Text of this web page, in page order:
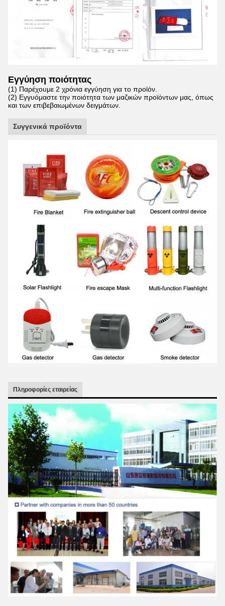
Εγγύηση ποιότητας
(1) Παρέχουμε 2 χρόνια εγγύηση για το προϊόν.
(2) Εγγυόμαστε την ποιότητα των μαζικών προϊόντων μας, όπως
και των επιβεβαιωμένων δειγμάτων.
Συγγενικά προϊόντα
Πληροφορίες εταιρείας